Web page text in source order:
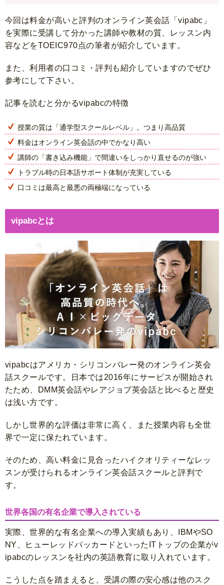
今回は料金が高いと評判のオンライン英会話「vipabc」
を実際に受講して分かった講師や教材の質、レッスン内
容などをTOEIC970点の筆者が紹介しています。
また、利用者の口コミ・評判も紹介していますのでぜひ
参考にして下さい。
記事を読むと分かるvipabcの特徴
授業の質は「通学型スクールレベル」。つまり高品質
料金はオンライン英会話の中でかなり高い
講師の「書き込み機能」で間違いをしっかり直せるのが強い
トラブル時の日本語サポート体制が充実している
口コミは最高と最悪の両極端になっている
vipabcとは
vipabcはアメリカ・シリコンバレー発のオンライン英会
話スクールです。日本では2016年にサービスが開始され
たため、DMM英会話やレアジョブ英会話と比べると歴史
は浅い方です。
しかし世界的な評価は非常に高く、また授業内容も全世
界で一定に保たれています。
そのため、高い料金に見合ったハイクオリティーなレッ
スンが受けられるオンライン英会話スクールと評判で
す。
世界各国の有名企業で導入されている
実際、世界的な有名企業への導入実績もあり、IBMやSO
NY、ヒューレッドパッカードといったITトップの企業がv
ipabcのレッスンを社内の英語教育に取り入れています。
こうした点を踏まえると、受講の際の安心感は他のスク